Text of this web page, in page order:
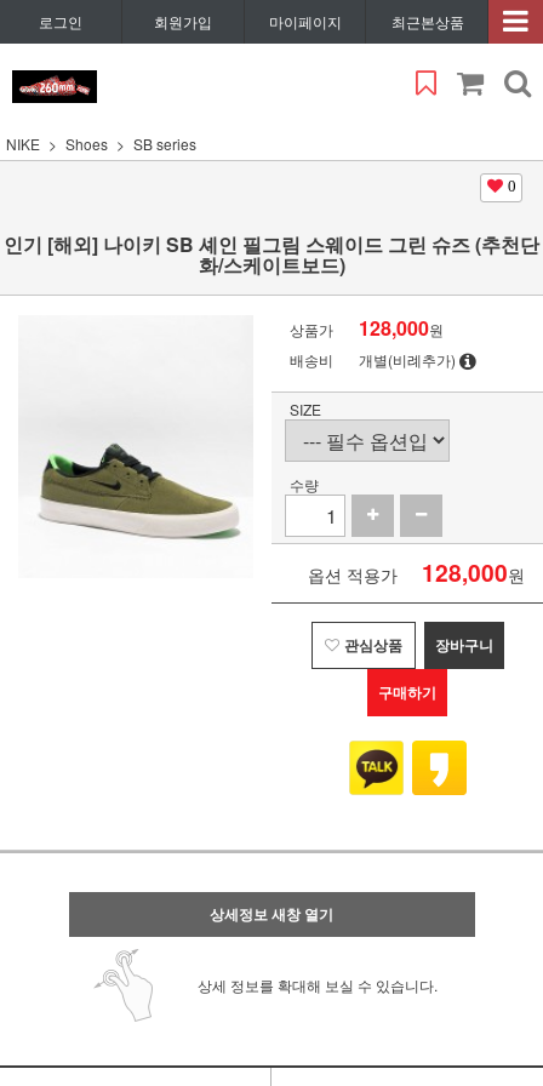
로그인 회원가입 마이페이지 최근본상품
NIKE Shoes SB series
0
인기 [해외] 나이키 SB 셰인 필그림 스웨이드 그린 슈즈 (추천단
화/스케이트보드)
상품가 128,000원
배송비
개별(비례추가)
SIZE
수량
옵션 적용가 128,000원
관심상품 장바구니
구매하기
상세정보 새창 열기
상세 정보를 확대해 보실 수 있습니다.